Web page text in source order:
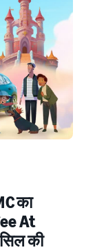
का
At
की